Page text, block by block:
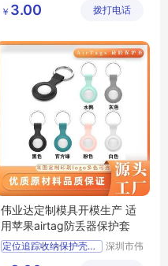
定制加工适用苹果airtag硅胶套
追踪定位器防丢器钥匙扣硅胶套定制加工
有限公司
￥ 3.00 拨打电话
伟业达定制模具开模生产 适
用苹果airtag防丢器保护套
定位追踪收纳保护壳厂家
深圳市伟